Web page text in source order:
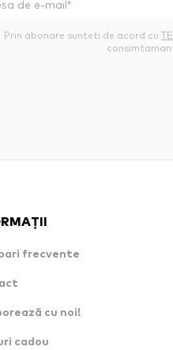
Prin abonare sunteti de acord cu
frecvente
cu noi!
cadou